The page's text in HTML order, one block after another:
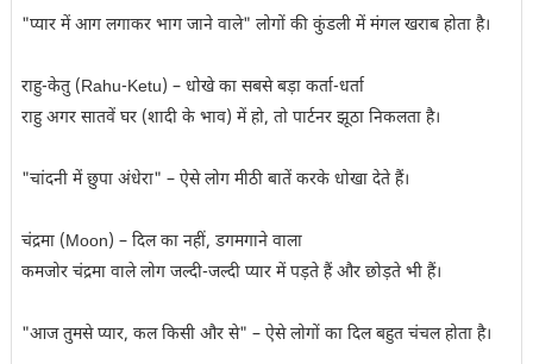
"प्यार में आग लगाकर भाग जाने वाले" लोगों की कुंडली में मंगल खराब होता है।
राहु-केतु (Rahu-Ketu) – धोखे का सबसे बड़ा कर्ता-धर्ता
राहु अगर सातवें घर (शादी के भाव) में हो, तो पार्टनर झूठा निकलता है।
"चांदनी में छुपा अंधेरा" – ऐसे लोग मीठी बातें करके धोखा देते हैं।
चंद्रमा (Moon) – दिल का नहीं, डगमगाने वाला
कमजोर चंद्रमा वाले लोग जल्दी-जल्दी प्यार में पड़ते हैं और छोड़ते भी हैं।
"आज तुमसे प्यार, कल किसी और से" – ऐसे लोगों का दिल बहुत चंचल होता है।